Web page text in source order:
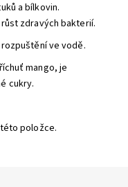
a bílkovin.
růst zdravých bakterií.
ve vodě.
mango, je
cukry.
položce.